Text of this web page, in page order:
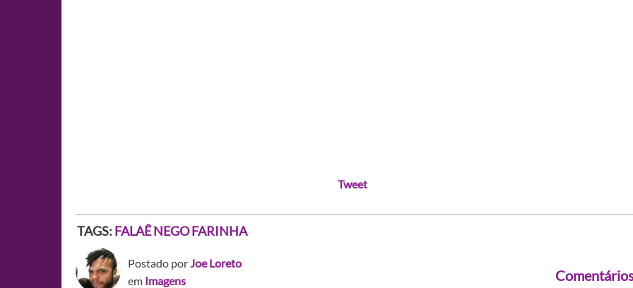
Tweet
TAGS: FALAÊ NEGO FARINHA
Postado porJoe Loreto
em Imagens